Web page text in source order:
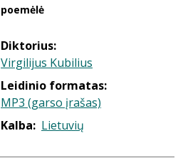
poemėlė
Diktorius:
Virgilijus Kubilius
Leidinio formatas:
MP3 (garso įrašas)
Kalba: Lietuvių